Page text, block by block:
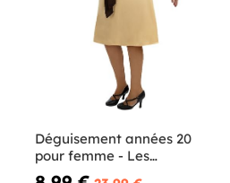
Déguisement années 20
pour femme - Les
Demoiselles du téléphone